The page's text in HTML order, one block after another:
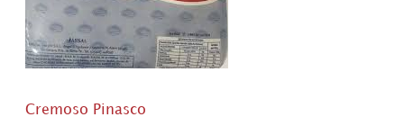
Cremoso Pinasco